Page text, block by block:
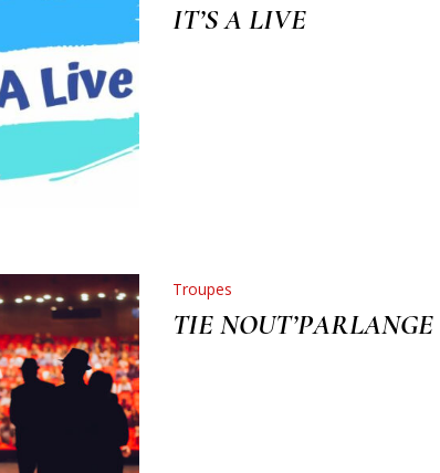
IT’S A LIVE
Troupes
TIE NOUT’PARLANGE